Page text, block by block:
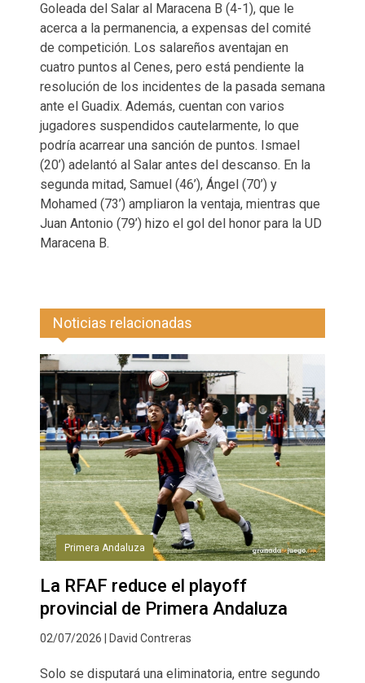
Goleada del Salar al Maracena B (4-1), que le
acerca a la permanencia, a expensas del comité
de competición. Los salareños aventajan en
cuatro puntos al Cenes, pero está pendiente la
resolución de los incidentes de la pasada semana
ante el Guadix. Además, cuentan con varios
jugadores suspendidos cautelarmente, lo que
podría acarrear una sanción de puntos. Ismael
(20’) adelantó al Salar antes del descanso. En la
segunda mitad, Samuel (46’), Ángel (70’) y
Mohamed (73’) ampliaron la ventaja, mientras que
Juan Antonio (79’) hizo el gol del honor para la UD
Maracena B.
Noticias relacionadas
Primera Andaluza
La RFAF reduce el playoff
provincial de Primera Andaluza
02/07/2026 | David Contreras
Solo se disputará una eliminatoria, entre segundo